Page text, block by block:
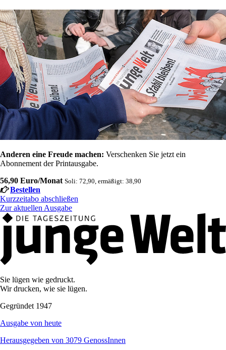
Anderen eine Freude machen: Verschenken Sie jetzt ein
Abonnement der Printausgabe.
56,90 Euro/Monat Soli: 72,90, ermäßigt: 38,90
Bestellen
Kurzzeitabo abschließen
Zur aktuellen Ausgabe
Sie lügen wie gedruckt.
Wir drucken, wie sie lügen.
Gegründet 1947
Ausgabe von heute
Herausgegeben von 3079 GenossInnen